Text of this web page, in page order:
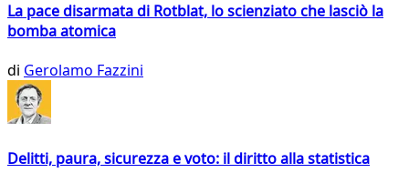
La pace disarmata di Rotblat, lo scienziato che lasciò la
bomba atomica
di Gerolamo Fazzini
Delitti, paura, sicurezza e voto: il diritto alla statistica